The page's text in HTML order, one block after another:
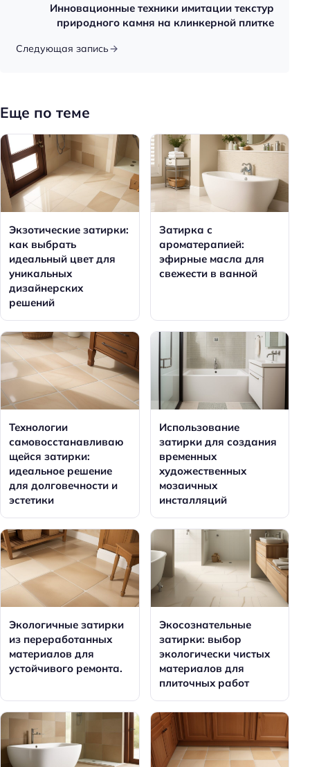
Инновационные техники имитации текстур
природного камня на клинкерной плитке
Следующая запись
Еще по теме
Экзотические затирки:
как выбрать
идеальный цвет для
уникальных
дизайнерских
решений
Затирка с
ароматерапией:
эфирные масла для
свежести в ванной
Технологии
самовосстанавливаю
щейся затирки:
идеальное решение
для долговечности и
эстетики
Использование
затирки для создания
временных
художественных
мозаичных
инсталляций
Экологичные затирки
из переработанных
материалов для
устойчивого ремонта.
Экосознательные
затирки: выбор
экологически чистых
материалов для
плиточных работ